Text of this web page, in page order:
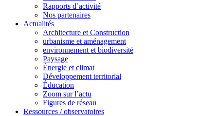
Rapports d’activité
Nos partenaires
Actualités
Architecture et Construction
urbanisme et aménagement
environnement et biodiversité
Paysage
Énergie et climat
Développement territorial
Éducation
Zoom sur l’actu
Figures de réseau
Ressources / observatoires